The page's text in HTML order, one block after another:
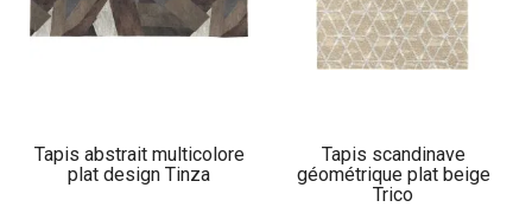
Tapis abstrait multicolore
plat design Tinza
Tapis scandinave
géométrique plat beige
Trico